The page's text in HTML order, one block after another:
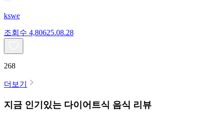
kswe
조회수 4,80625.08.28
268
더보기
지금 인기있는 다이어트식 음식 리뷰